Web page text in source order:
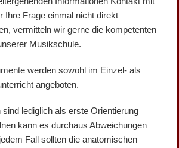
Ihre Frage einmal nicht direkt
vermitteln wir gerne die kompetenten
Musikschule.
werden sowohl im Einzel- als
angeboten.
sind lediglich als erste Orientierung
kann es durchaus Abweichungen
Fall sollten die anatomischen